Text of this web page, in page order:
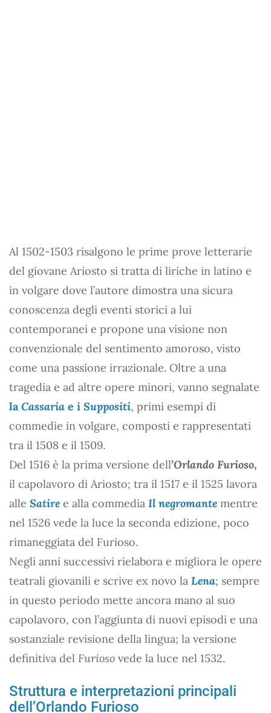
Al 1502-1503 risalgono le prime prove letterarie
del giovane Ariosto si tratta di liriche in latino e
in volgare dove l’autore dimostra una sicura
conoscenza degli eventi storici a lui
contemporanei e propone una visione non
convenzionale del sentimento amoroso, visto
come una passione irrazionale. Oltre a una
tragedia e ad altre opere minori, vanno segnalate
laCassaria e i Suppositi, primi esempi di
commedie in volgare, composti e rappresentati
tra il 1508 e il 1509.
Del 1516 è la prima versione dell’Orlando Furioso,
il capolavoro di Ariosto; tra il 1517 e il 1525 lavora
alle Satire e alla commedia Il negromante mentre
nel 1526 vede la luce la seconda edizione, poco
rimaneggiata del Furioso.
Negli anni successivi rielabora e migliora le opere
teatrali giovanili e scrive ex novo la Lena; sempre
in questo periodo mette ancora mano al suo
capolavoro, con l’aggiunta di nuovi episodi e una
sostanziale revisione della lingua; la versione
definitiva del Furioso vede la luce nel 1532.
Struttura e interpretazioni principali
dell’Orlando Furioso